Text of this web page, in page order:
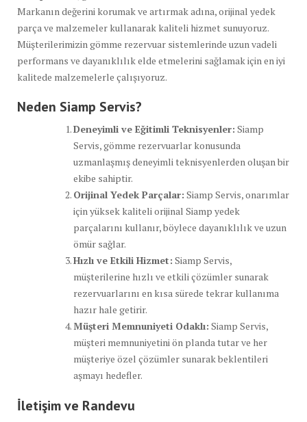
Markanın değerini korumak ve artırmak adına, orijinal yedek
parça ve malzemeler kullanarak kaliteli hizmet sunuyoruz.
Müşterilerimizin gömme rezervuar sistemlerinde uzun vadeli
performans ve dayanıklılık elde etmelerini sağlamak için en iyi
kalitede malzemelerle çalışıyoruz.
Neden Siamp Servis?
Deneyimli ve Eğitimli Teknisyenler: Siamp
Servis, gömme rezervuarlar konusunda
uzmanlaşmış deneyimli teknisyenlerden oluşan bir
ekibe sahiptir.
Orijinal Yedek Parçalar: Siamp Servis, onarımlar
için yüksek kaliteli orijinal Siamp yedek
parçalarını kullanır, böylece dayanıklılık ve uzun
ömür sağlar.
Hızlı ve Etkili Hizmet: Siamp Servis,
müşterilerine hızlı ve etkili çözümler sunarak
rezervuarlarını en kısa sürede tekrar kullanıma
hazır hale getirir.
Müşteri Memnuniyeti Odaklı: Siamp Servis,
müşteri memnuniyetini ön planda tutar ve her
müşteriye özel çözümler sunarak beklentileri
aşmayı hedefler.
İletişim ve Randevu